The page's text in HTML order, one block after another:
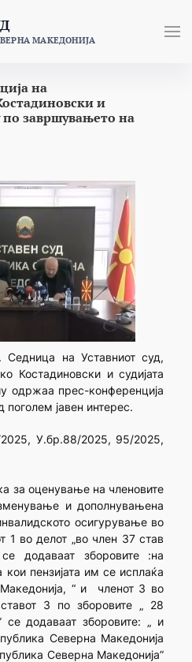
МАКЕДОНИЈА
на
и
по завршувањето на
на Уставниот суд,
Костадиновски и судијата
одржаа прес-конференција
јавен интерес.
У.бр.88/2025, 95/2025,
за оценување на членовите
и дополнувањена
осигурување во
1 во делот „во член 37 став
додаваат зборовите :на
кои пензијата им се исплаќа
“ и членот 3 во
3 по зборовите „ 28
се додаваат зборовите: „ и
Северна Македонија
Северна Македонија”